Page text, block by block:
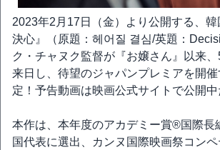
2023年2月17日（金）より公開する、韓
決心』（原題：헤어질 결심/英題：
ク・チャヌク監督が『お嬢さん』以来
来日し、待望のジャパンプレミアを開
定！予告動画は映画公式サイトで公開中
本作は、本年度のアカデミー賞®国際長
国代表に選出、カンヌ国際映画祭コン